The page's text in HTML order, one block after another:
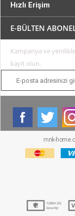
Hızlı Erişim
E-BÜLTEN
Kampanya ve
kayıt olun.
mnk-